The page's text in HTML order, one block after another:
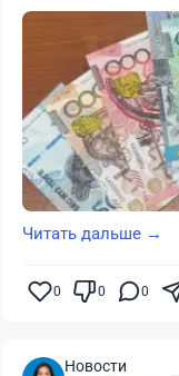
Читать дальше →
0 0 0
Новости